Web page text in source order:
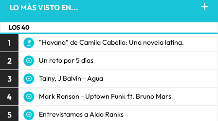
LO MÁS VISTO EN...
LOS 40
1 "Havana" de Camila Cabello: Una novela latina.
2 Un reto por 5 días
3 Tainy, J Balvin - Agua
4 Mark Ronson - Uptown Funk ft. Bruno Mars
5 Entrevistamos a Aldo Ranks